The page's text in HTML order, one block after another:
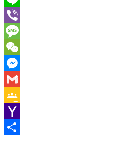
Line
Viber
Message
WeChat
Messenger
Gmail
Google
Classroom
Yahoo